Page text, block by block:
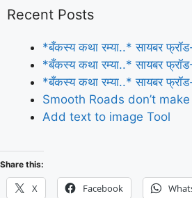
Recent Posts
*बँकस्य कथा रम्या..* सायबर
*बँकस्य कथा रम्या..* सायबर
*बँकस्य कथा रम्या..* सायबर
Smooth Roads don’t
Add text to image Tool
Share this:
X Facebook